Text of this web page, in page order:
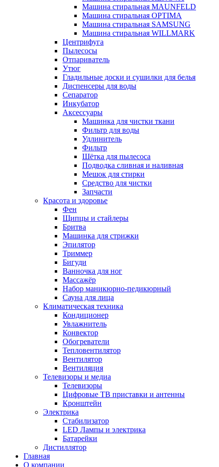
Машина стиральная MAUNFELD
Машина стиральная OPTIMA
Машина стиральная SAMSUNG
Машина стиральная WILLMARK
Центрифуга
Пылесосы
Отпариватель
Утюг
Гладильные доски и сушилки для белья
Диспенсеры для воды
Сепаратор
Инкубатор
Аксессуары
Машинка для чистки ткани
Фильтр для воды
Удлинитель
Фильтр
Шётка для пылесоса
Подводка сливная и наливная
Мешок для стирки
Средство для чистки
Запчасти
Красота и здоровье
Фен
Щипцы и стайлеры
Бритва
Машинка для стрижки
Эпилятор
Триммер
Бигуди
Ванночка для ног
Массажёр
Набор маникюрно-педикюрный
Сауна для лица
Климатическая техника
Кондиционер
Увлажнитель
Конвектор
Обогреватели
Тепловентилятор
Вентилятор
Вентиляция
Телевизоры и медиа
Телевизоры
Цифровые ТВ приставки и антенны
Кронштейн
Электрика
Стабилизатор
LED Лампы и электрика
Батарейки
Дистиллятор
Главная
О компании